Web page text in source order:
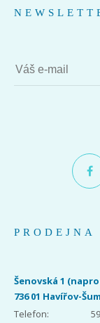
Šenovská 1
736 01 Havířov-
Telefon: